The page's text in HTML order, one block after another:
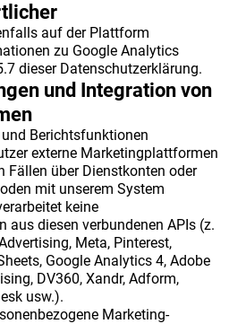
auf der Plattform
zu Google Analytics
dieser Datenschutzerklärung.
und Integration von
Berichtsfunktionen
externe Marketingplattformen
Fällen über Dienstkonten oder
mit unserem System
keine
aus diesen verbundenen APIs (z.
Meta, Pinterest,
Google Analytics 4, Adobe
DV360, Xandr, Adform,
usw.).
Marketing-